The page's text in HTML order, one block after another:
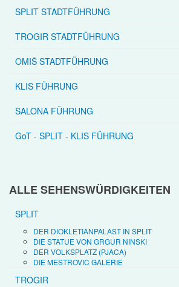
SPLIT STADTFÜHRUNG
TROGIR STADTFÜHRUNG
OMIŠ STADTFÜHRUNG
KLIS FÜHRUNG
SALONA FÜHRUNG
GoT - SPLIT - KLIS FÜHRUNG
ALLE SEHENSWÜRDIGKEITEN
SPLIT
DER DIOKLETIANPALAST IN SPLIT
DIE STATUE VON GRGUR NINSKI
DER VOLKSPLATZ (PJACA)
DIE MESTROVIC GALERIE
TROGIR